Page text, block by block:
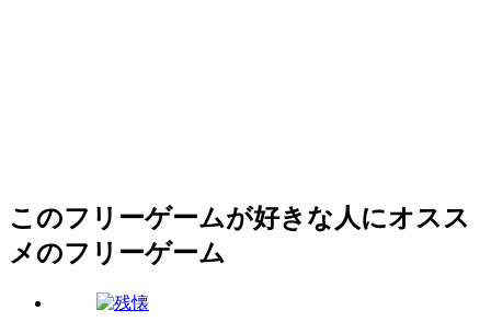
このフリーゲームが好きな人にオスス
メのフリーゲーム